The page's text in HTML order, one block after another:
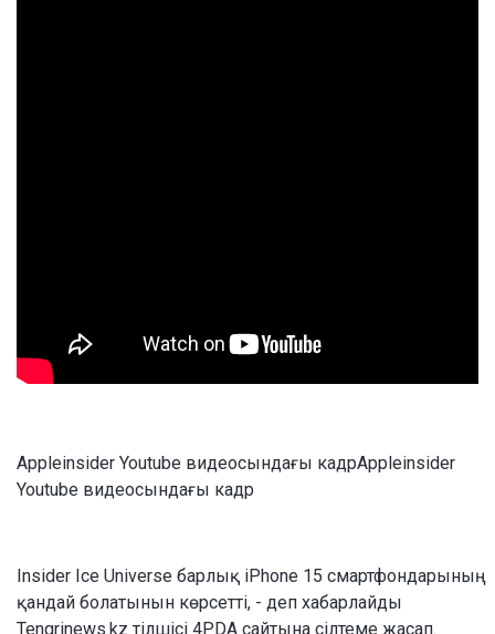
Appleinsider Youtube видеосындағы кадрAppleinsider
Youtube видеосындағы кадр
Insider Ice Universe барлық iPhone 15 смартфондарының
қандай болатынын көрсетті, - деп хабарлайды
Tengrinews.kz тілшісі 4PDA сайтына сілтеме жасап.